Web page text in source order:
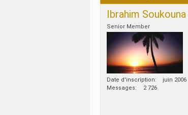
Ibrahim Soukouna
Senior Member
Date d'inscription
juin 2006
Messages
2 726